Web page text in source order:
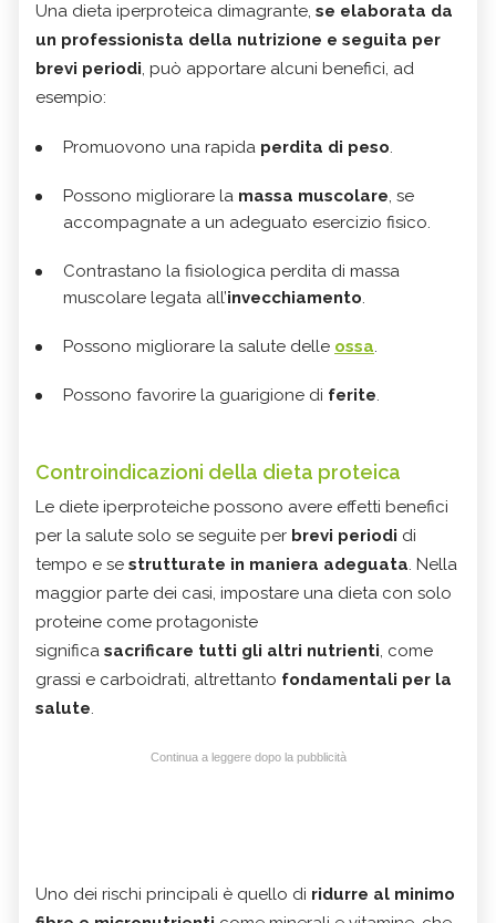
Una dieta iperproteica dimagrante, se elaborata da
un professionista della nutrizione e seguita per
brevi periodi, può apportare alcuni benefici, ad
esempio:
Promuovono una rapida perdita di peso.
Possono migliorare la massa muscolare, se
accompagnate a un adeguato esercizio fisico.
Contrastano la fisiologica perdita di massa
muscolare legata all’invecchiamento.
Possono migliorare la salute delle ossa.
Possono favorire la guarigione di ferite.
Controindicazioni della dieta proteica
Le diete iperproteiche possono avere effetti benefici
per la salute solo se seguite per brevi periodi di
tempo e se strutturate in maniera adeguata. Nella
maggior parte dei casi, impostare una dieta con solo
proteine come protagoniste
significa sacrificare tutti gli altri nutrienti, come
grassi e carboidrati, altrettanto fondamentali per la
salute.
Continua a leggere dopo la pubblicità
Uno dei rischi principali è quello di ridurre al minimo